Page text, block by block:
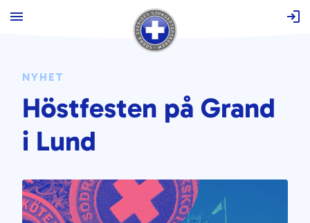
innehållNYHET
Höstfesten på Grand
i Lund